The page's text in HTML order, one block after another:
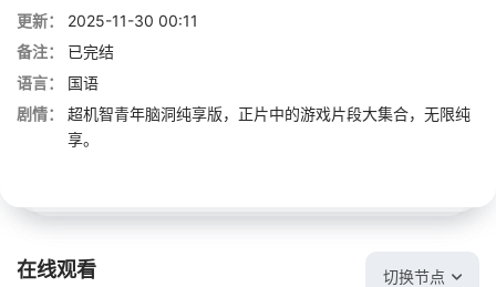
更新：
2025-11-30 00:11
备注：
已完结
语言：
国语
剧情：
超机智青年脑洞纯享版，正片中的游戏片段大集合，无限纯
享。
在线观看 切换节点